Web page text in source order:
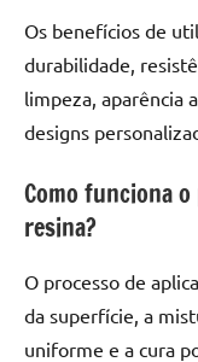
Os benefícios de
durabilidade,
limpeza, aparência
designs
Como funciona
resina?
O processo de
da superfície, a
uniforme e a cura